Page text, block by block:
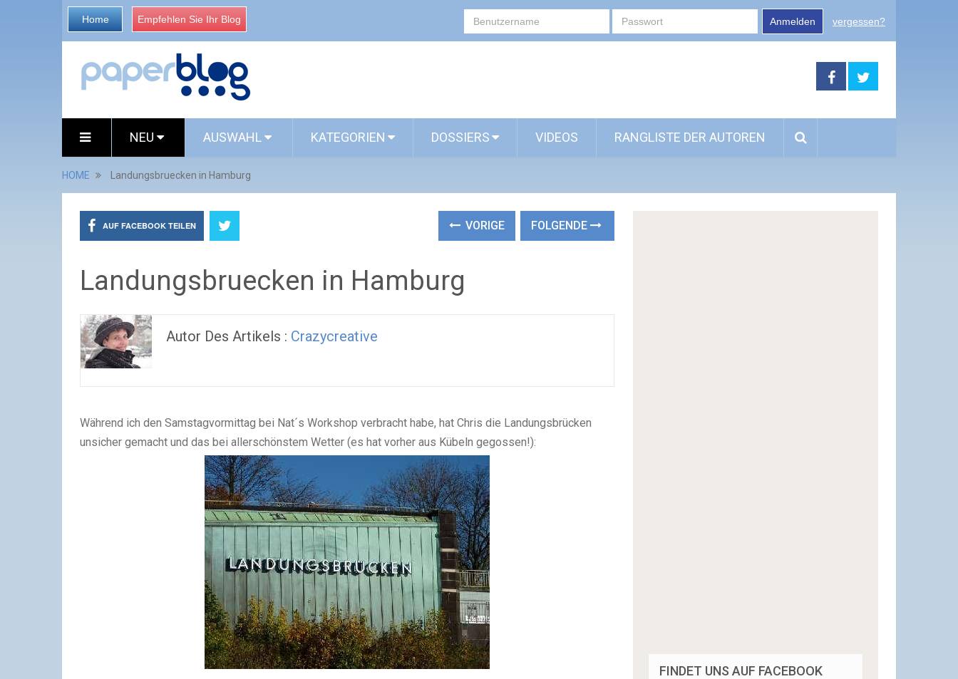
Home Empfehlen Sie Ihr Blog Anmelden vergessen?
NEU AUSWAHL KATEGORIEN DOSSIERS VIDEOS RANGLISTE DER AUTOREN
HOME Landungsbruecken in Hamburg
AUF FACEBOOK TEILEN VORIGE FOLGENDE
Landungsbruecken in Hamburg
Autor Des Artikels : Crazycreative
Während ich den Samstagvormittag bei Nat´s Workshop verbracht habe, hat Chris die Landungsbrücken
unsicher gemacht und das bei allerschönstem Wetter (es hat vorher aus Kübeln gegossen!):
FINDET UNS AUF FACEBOOK